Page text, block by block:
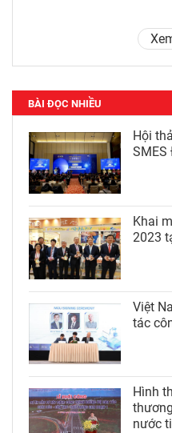
BÀI ĐỌC NHIỀU
Hội
SMES
Khai
2023
Việt
tác
Hình
nước